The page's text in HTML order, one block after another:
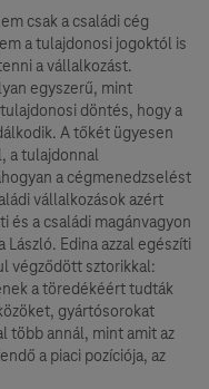
csak a családi cég
a tulajdonosi jogoktól is
a vállalkozást.
egyszerű, mint
döntés, hogy a
A tőkét ügyesen
a tulajdonnal
a cégmenedzselést
vállalkozások azért
és a családi magánvagyon
Edina azzal egészíti
végződött sztorikkal:
a töredékéért tudták
gyártósorokat
több annál, mint amit az
a piaci pozíciója, az